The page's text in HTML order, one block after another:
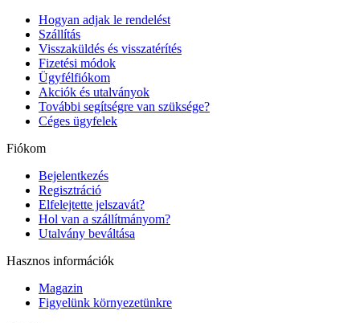
Hogyan adjak le rendelést
Szállítás
Visszaküldés és visszatérítés
Fizetési módok
Ügyfélfiókom
Akciók és utalványok
További segítségre van szüksége?
Céges ügyfelek
Fiókom
Bejelentkezés
Regisztráció
Elfelejtette jelszavát?
Hol van a szállítmányom?
Utalvány beváltása
Hasznos információk
Magazin
Figyelünk környezetünkre